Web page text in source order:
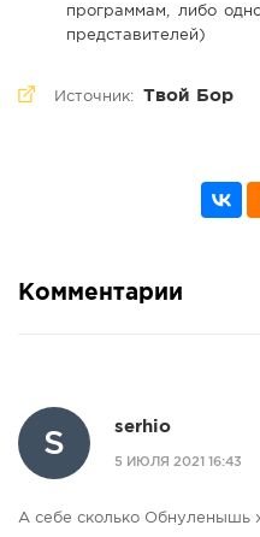
программам, либо
представителей)
Источник: Твой Бор
Комментарии
S
serhio
5 ИЮЛЯ 2021 16:43
А себе сколько Обнуленышь